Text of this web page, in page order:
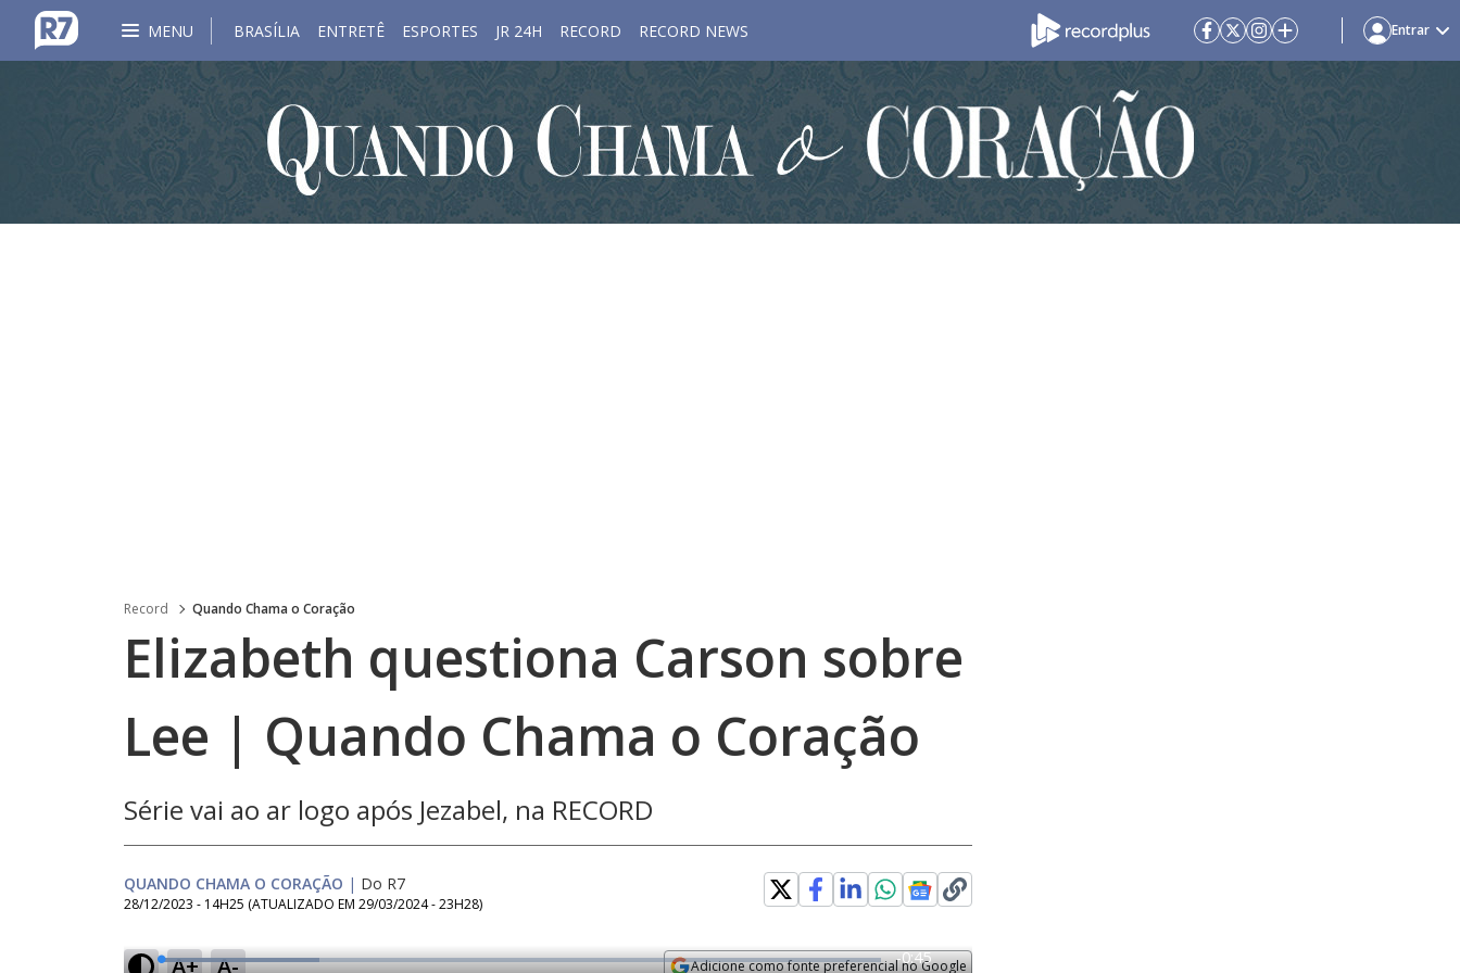
MENU BRASÍLIA ENTRETÊ ESPORTES JR 24H RECORD RECORD NEWS Entrar
Record Quando Chama o Coração
Elizabeth questiona Carson sobre
Lee | Quando Chama o Coração
Série vai ao ar logo após Jezabel, na RECORD
QUANDO CHAMA O CORAÇÃO | Do R7
28/12/2023 - 14H25 (ATUALIZADO EM 29/03/2024 - 23H28)
A+ A- Adicione como fonte preferencial no Google
L
R
-0:45